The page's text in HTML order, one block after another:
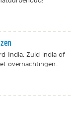
India, Zuid-india of
overnachtingen.